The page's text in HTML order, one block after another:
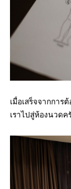
เมื่อเสร็จจากการ
เราไปสู่ห้องนวดค